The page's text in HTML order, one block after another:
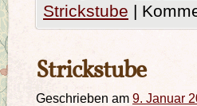
Strickstube |
Strickstube
Geschrieben am 9. Januar